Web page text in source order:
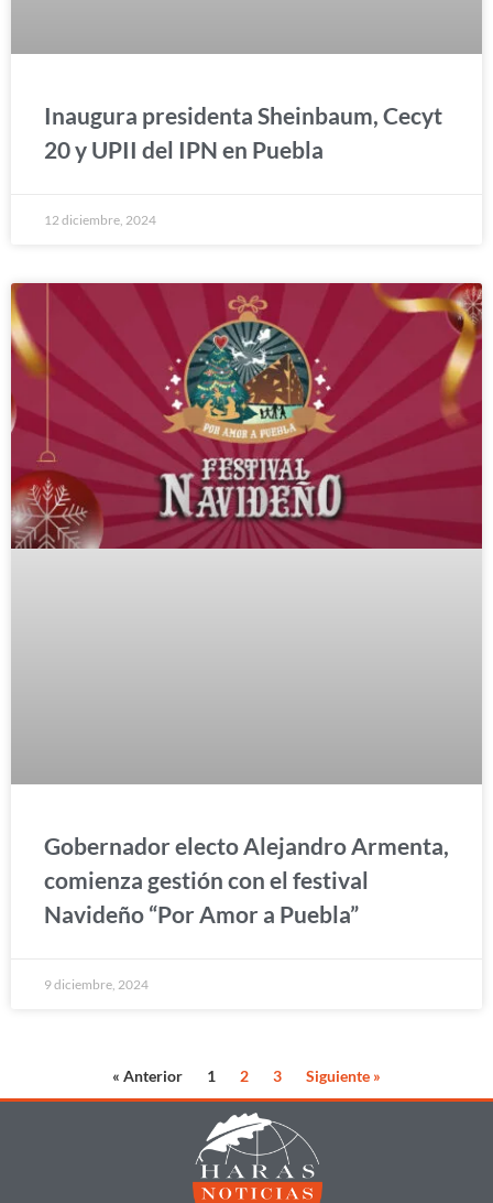
Inaugura presidenta Sheinbaum, Cecyt
20 y UPII del IPN en Puebla
12 diciembre, 2024
Gobernador electo Alejandro Armenta,
comienza gestión con el festival
Navideño “Por Amor a Puebla”
9 diciembre, 2024
« Anterior 1 2 3 Siguiente »